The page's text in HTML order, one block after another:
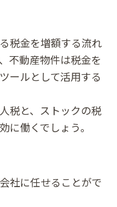
税金を増額する流れ
不動産物件は税金を
ールとして活用する
税と、ストックの税
に働くでしょう。
社に任せることがで